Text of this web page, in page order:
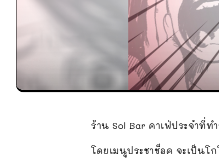
ร้าน Sol Bar คาเฟ่ประจำที่
โดยเมนูประชาช็อค จะเป็น